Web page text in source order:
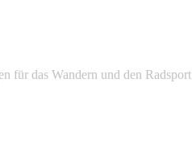
für das Wandern und den Radsport